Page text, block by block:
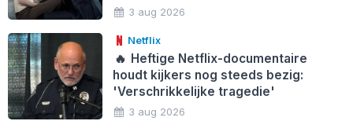
3 aug 2026
Netflix
🔥 Heftige Netflix-documentaire
houdt kijkers nog steeds bezig:
'Verschrikkelijke tragedie'
3 aug 2026